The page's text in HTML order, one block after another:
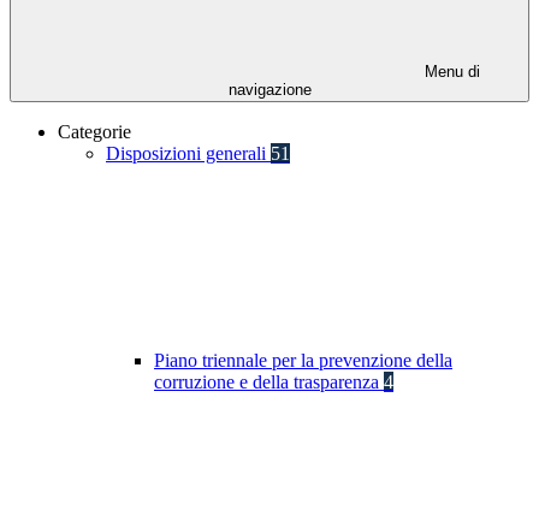
Menu di
navigazione
Categorie
Disposizioni generali 51
Piano triennale per la prevenzione della
corruzione e della trasparenza 4